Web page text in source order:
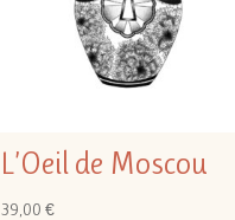
L’Oeil de Moscou
39,00 €